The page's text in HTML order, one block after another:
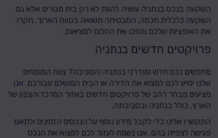
השקעה בנכס בנתניה עשויה להוות לא רק בית מגורים אלא גם
השקעה כלכלית חכמה, המבטיחה תשואה בטווח הארוך. חקרו
את האופציות שלכם והפכו את החלום למציאות.
פרויקטים חדשים בנתניה
מחפשים נכס חדש ומודרני בנתניה והסביבה? צוות המומחים
שלנו יסייע לכם למצוא את הדירה או הבית המושלם עבורכם. אנו
מציעים מבחר רחב של פרויקטים חדשים באזור המרכז והצפון של
הארץ, כולל בנתניה ובסביבתה.
התקשרו אלינו כדי לקבל מידע נוסף על הנכסים הזמינים ולתאם
פגישה לצפייה בהם. אנו נשמח לעזור לכם למצוא את הנכס